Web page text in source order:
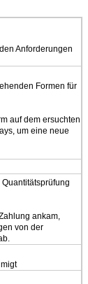
Anforderungen
Formen für
auf dem ersuchten
um eine neue
ankam,
von der